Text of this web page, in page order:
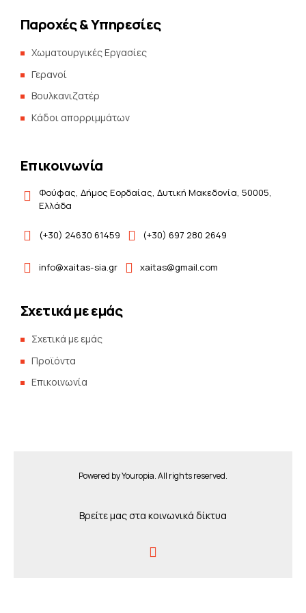
Παροχές & Υπηρεσίες
Χωματουργικές Εργασίες
Γερανοί
Βουλκανιζατέρ
Kάδοι απορριμμάτων
Επικοινωνία
Φούφας, Δήμος Εορδαίας, Δυτική Μακεδονία, 50005,
Ελλάδα
(+30) 24630 61459 (+30) 697 280 2649
info@xaitas-sia.gr xaitas@gmail.com
Σχετικά με εμάς
Σχετικά με εμάς
Προϊόντα
Επικοινωνία
Powered byYouropia. All rights reserved.
Βρείτε μας στα κοινωνικά δίκτυα